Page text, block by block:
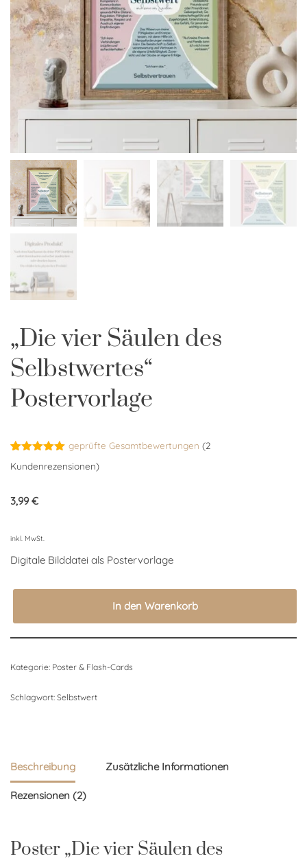
„Die vier Säulen des
Selbstwertes“
Postervorlage
Bewertet
mit5.00
auf
2
geprüfte Gesamtbewertungen (2
Kundenrezensionen)
3,99€
inkl. MwSt.
Digitale Bilddatei als Postervorlage
In den Warenkorb
Kategorie: Poster & Flash-Cards
Schlagwort: Selbstwert
Beschreibung Zusätzliche Informationen
Rezensionen (2)
Poster „Die vier Säulen des